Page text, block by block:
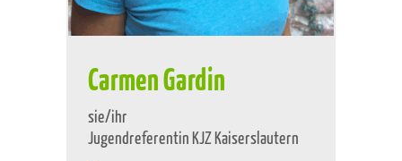
Carmen Gardin
sie/ihr
Jugendreferentin KJZ Kaiserslautern